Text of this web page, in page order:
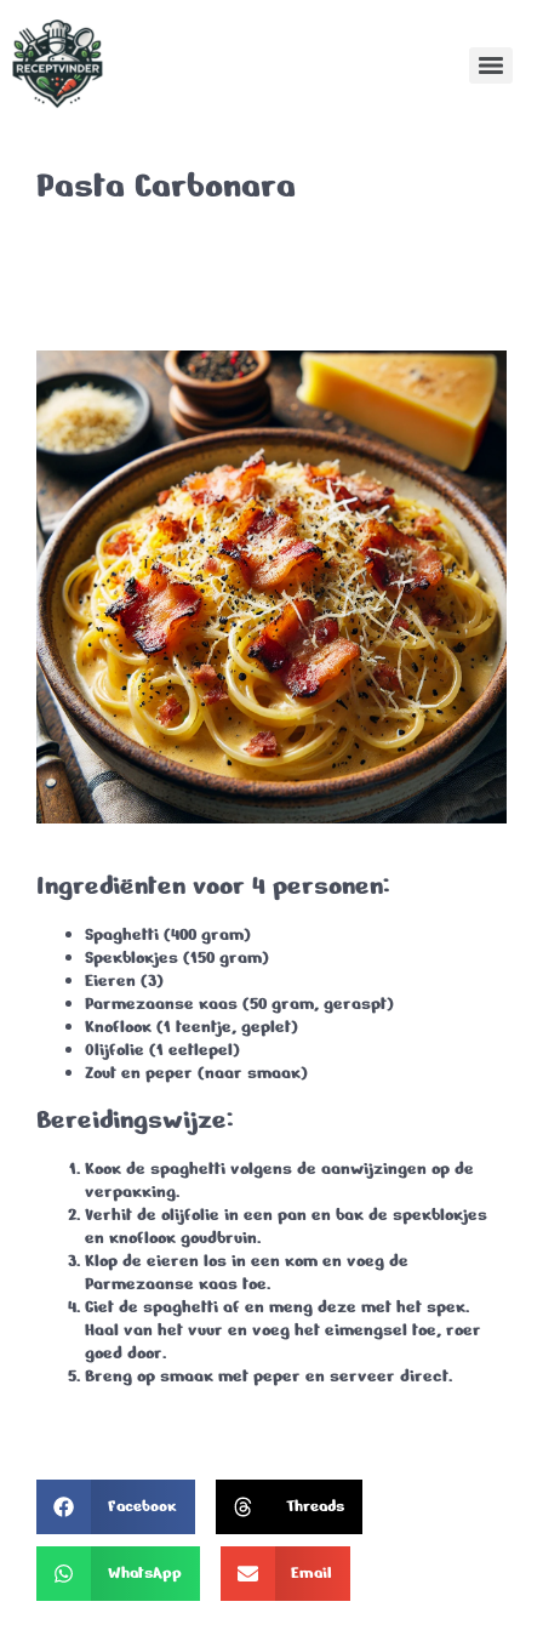
Pasta Carbonara
Ingrediënten voor 4 personen:
Spaghetti (400 gram)
Spekblokjes (150 gram)
Eieren (3)
Parmezaanse kaas (50 gram, geraspt)
Knoflook (1 teentje, geplet)
Olijfolie (1 eetlepel)
Zout en peper (naar smaak)
Bereidingswijze:
Kook de spaghetti volgens de aanwijzingen op de
verpakking.
Verhit de olijfolie in een pan en bak de spekblokjes
en knoflook goudbruin.
Klop de eieren los in een kom en voeg de
Parmezaanse kaas toe.
Giet de spaghetti af en meng deze met het spek.
Haal van het vuur en voeg het eimengsel toe, roer
goed door.
Breng op smaak met peper en serveer direct.
Facebook Threads
WhatsApp Email